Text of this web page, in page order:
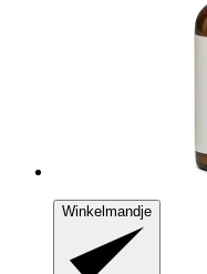
Winkelmandje